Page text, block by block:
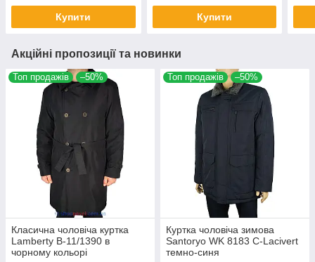
Купити Купити
Акційні пропозиції та новинки
Топ продажів –50%
Класична чоловіча куртка
Lamberty B-11/1390 в
чорному кольорі
Топ продажів –50%
Куртка чоловіча зимова
Santoryo WK 8183 С-Lacivert
темно-синя